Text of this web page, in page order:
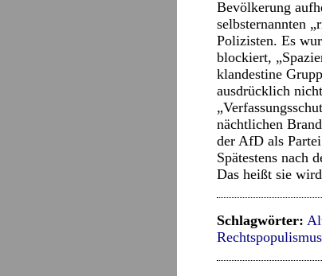
Bevölkerung
selbsternannten
Polizisten. Es
blockiert,
klandestine
ausdrücklich
nächtlichen
der AfD als
Spätestens nach
Das heißt sie
Schlagwörter:
Rechtspopulismus